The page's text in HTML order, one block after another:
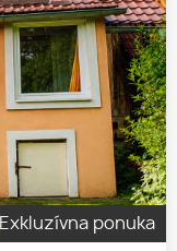
Exkluzívna ponuka